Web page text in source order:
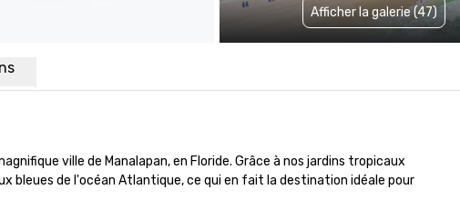
Afficher la galerie (47)
ville de Manalapan, en Floride. Grâce à nos jardins tropicaux
bleues de l'océan Atlantique, ce qui en fait la destination idéale pour